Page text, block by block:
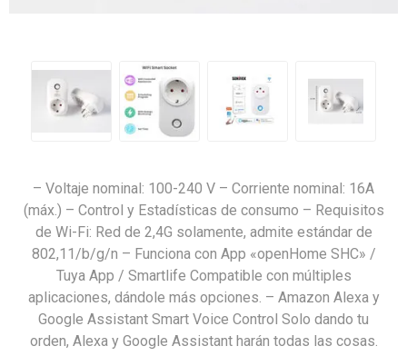
– Voltaje nominal: 100-240 V – Corriente nominal: 16A
(máx.) – Control y Estadísticas de consumo – Requisitos
de Wi-Fi: Red de 2,4G solamente, admite estándar de
802,11/b/g/n – Funciona con App «openHome SHC» /
Tuya App / Smartlife Compatible con múltiples
aplicaciones, dándole más opciones. – Amazon Alexa y
Google Assistant Smart Voice Control Solo dando tu
orden, Alexa y Google Assistant harán todas las cosas.